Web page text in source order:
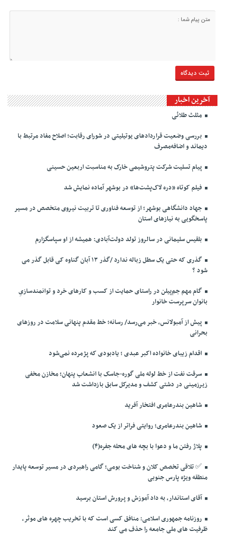
آخرین اخبار
مثلث طلائی
بررسی وضعیت قراردادهای یوتیلیتی در شورای رقابت؛ اصلاح مفاد مرتبط با
دیماند و اضافه‌مصرف
پیام تسلیت شرکت پتروشیمی خارک به مناسبت اربعین حسینی
فیلم کوتاه «دره لاک‌پشت‌ها» در بوشهر آماده نمایش شد
جهاد دانشگاهی بوشهر؛ از توسعه فناوری تا تربیت نیروی متخصص در مسیر
پاسخگویی به نیازهای استان
بلقیس سلیمانی در سالروز تولد دولت‌آبادی: همیشه از او سپاسگزارم
گذری که حتی یک سطل زباله ندارد /گذر ۱۳ آبان گناوه کی قابل گذر می
شود ؟
گام مهم جم‌پیلن در راستای حمایت از کسب و کارهای خرد و توانمندسازیِ
بانوان سرپرست خانوار
پیش از آمبولانس، خبر می‌رسد/ رسانه؛ خط مقدم پنهانی سلامت در روزهای
بحرانی
اقدام زیبای خانواده اکبر عبدی ؛ یادبودی که پژمرده نمی‌شود
سرقت نفت از خط لوله ملی گوره-جاسک با انشعاب پنهان؛ مخازن مخفی
زیرزمینی در دشتی کشف و مدیرکل سابق بازداشت شد
شاهین بندرعامری افتخار آفرید
شاهین بندرعامری؛ روایتی فراتر از یک صعود
پلاژ رفتن ما و دعوا با بچه های محله جفره(۴)
✅️ تلاقی تخصص کلان و شناخت بومی؛ گامی راهبردی در مسیر توسعه پایدار
منطقه ویژه پارس جنوبی
آقای استاندار، به داد آموزش و پرورش استان برسید
روزنامه جمهوری اسلامی: منافق کسی است که با تخریب چهره های موثر،
ظرفیت های ملی جامعه را حذف می کند